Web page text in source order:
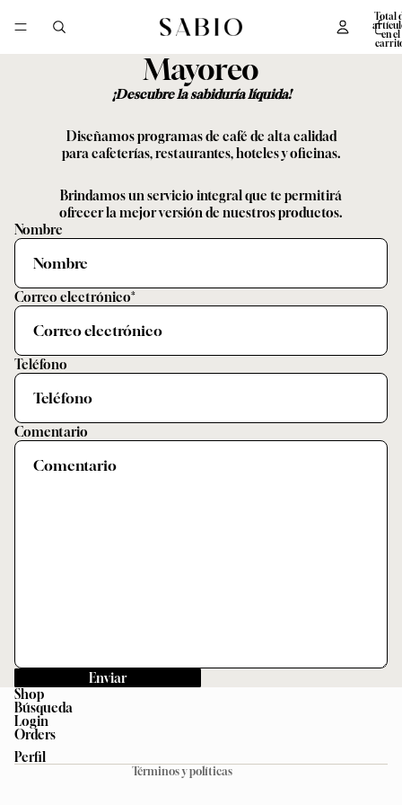
Total
en el
0
Mayoreo
¡Descubre la sabiduría líquida!
Diseñamos programas de café de alta calidad
para cafeterías, restaurantes, hoteles y oficinas.
Brindamos un servicio integral que te permitirá
ofrecer la mejor versión de nuestros productos.
Nombre
Correo electrónico*
Teléfono
Comentario
Enviar
Shop
Búsqueda
Login
Orders
Perfil
Términos y políticas